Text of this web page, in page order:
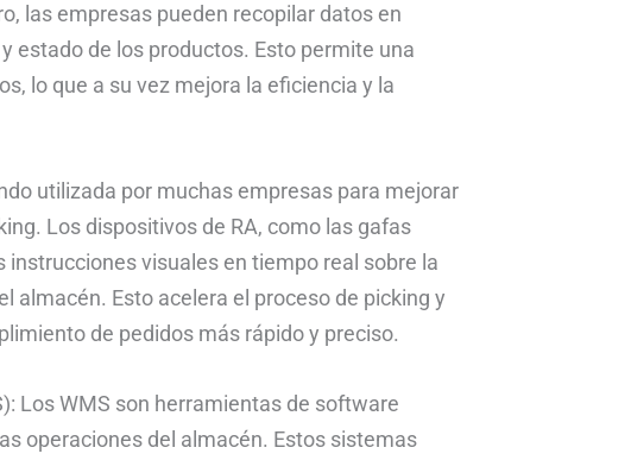
las empresas pueden recopilar datos en
estado de los productos. Esto permite una
lo que a su vez mejora la eficiencia y la
utilizada por muchas empresas para mejorar
Los dispositivos de RA, como las gafas
visuales en tiempo real sobre la
almacén. Esto acelera el proceso de picking y
de pedidos más rápido y preciso.
Los WMS son herramientas de software
operaciones del almacén. Estos sistemas